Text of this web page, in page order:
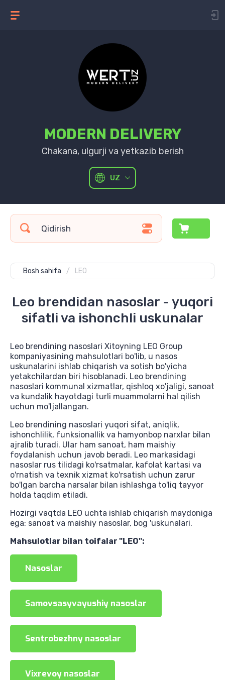
MODERN DELIVERY
Chakana, ulgurji va yetkazib berish
UZ
Bosh sahifa / LEO
Leo brendidan nasoslar - yuqori
sifatli va ishonchli uskunalar
Leo brendining nasoslari Xitoyning LEO Group
kompaniyasining mahsulotlari bo'lib, u nasos
uskunalarini ishlab chiqarish va sotish bo'yicha
yetakchilardan biri hisoblanadi. Leo brendining
nasoslari kommunal xizmatlar, qishloq xo'jaligi, sanoat
va kundalik hayotdagi turli muammolarni hal qilish
uchun mo'ljallangan.
Leo brendining nasoslari yuqori sifat, aniqlik,
ishonchlilik, funksionallik va hamyonbop narxlar bilan
ajralib turadi. Ular ham sanoat, ham maishiy
foydalanish uchun javob beradi. Leo markasidagi
nasoslar rus tilidagi ko'rsatmalar, kafolat kartasi va
o'rnatish va texnik xizmat ko'rsatish uchun zarur
bo'lgan barcha narsalar bilan ishlashga to'liq tayyor
holda taqdim etiladi.
Hozirgi vaqtda LEO uchta ishlab chiqarish maydoniga
ega: sanoat va maishiy nasoslar, bog 'uskunalari.
Mahsulotlar bilan toifalar "LEO":
Nasoslar
Samovsasyvayushiy nasoslar
Sentrobezhny nasoslar
Vixrevoy nasoslar